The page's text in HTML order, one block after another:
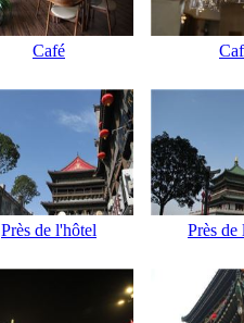
Café
Près de l'hôtel Près de